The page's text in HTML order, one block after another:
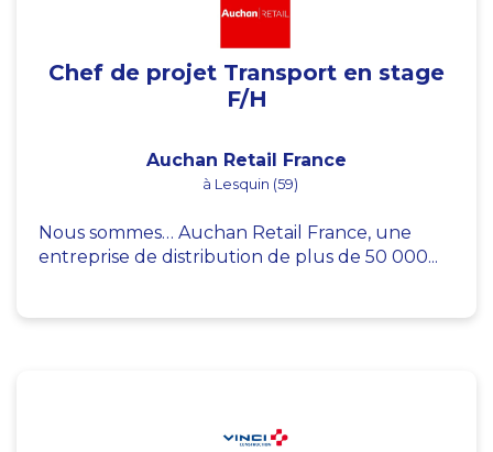
Chef de projet Transport en stage
F/H
Auchan Retail France
à Lesquin (59)
Nous sommes… Auchan Retail France, une
entreprise de distribution de plus de 50 000...